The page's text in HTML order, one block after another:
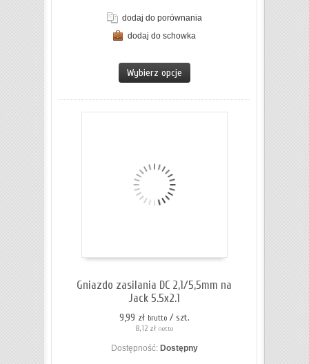
dodaj do porównania
dodaj do schowka
Wybierz opcje
Gniazdo zasilania DC 2,1/5,5mm na
Jack 5.5x2.1
9,99 zł brutto / szt.
8,12 zł netto
Dostępność: Dostępny